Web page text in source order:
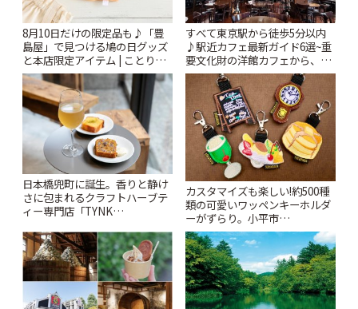
8月10日だけの限定品も♪「豊
島屋」で見つける鳩の日グッズ
と本店限定アイテム | ことりっ
ぷ
すべて東京駅から徒歩5分以内
♪駅近カフェ最新ガイド6選~重
要文化財の洋館カフェから、改
札すぐのレトロ喫茶まで~ | こと
りっぷ
日本橋兜町に誕生。香りと静け
さに包まれるクラフトハーブテ
ィー専門店「TYNK
カスタマイズも楽しい!約500種
類の可愛いワッペンキーホルダ
ーがずらり。小平市
「Kimamaya T&K」 | ことりっ
ぷ